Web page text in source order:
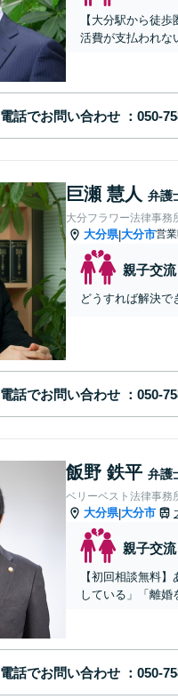
【大分駅から徒
活費が支払われな
電話でお問い合わせ
巨瀬 慧人 弁護
大分フラワー法律事務
大分県|大分市営
親子交流
どうすれば解決で
電話でお問い合わせ
飯野 鉄平 弁護
ベリーベスト法律事務
大分県|大分市
親子交流
【初回相談無料
している」「離婚
電話でお問い合わせ